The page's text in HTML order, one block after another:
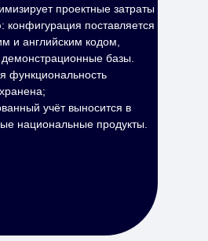
проектные затраты
конфигурация поставляется
и английским кодом,
базы.
функциональность
учёт выносится в
национальные продукты.